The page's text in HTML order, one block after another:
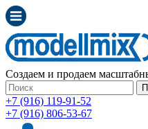
Создаем и продаем
+7 (916) 119-91-52
+7 (916) 806-53-67